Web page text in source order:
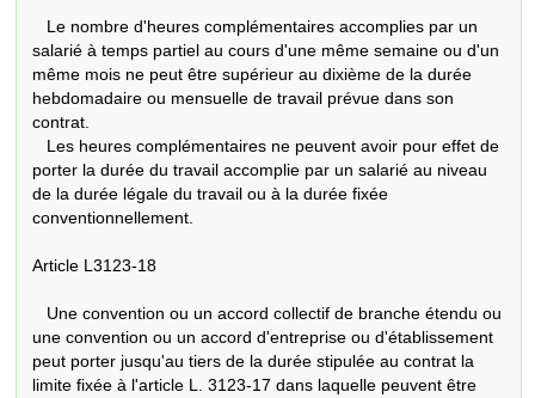
salarié à temps partiel au cours d'une même semaine ou d'un
même mois ne peut être supérieur au dixième de la durée
hebdomadaire ou mensuelle de travail prévue dans son
contrat.
porter la durée du travail accomplie par un salarié au niveau
de la durée légale du travail ou à la durée fixée
conventionnellement.
Article L3123-18
une convention ou un accord d'entreprise ou d'établissement
peut porter jusqu'au tiers de la durée stipulée au contrat la
limite fixée à l'article L. 3123-17 dans laquelle peuvent être